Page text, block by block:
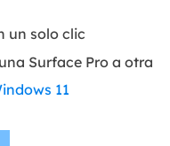
un solo clic
Surface Pro a otra
11